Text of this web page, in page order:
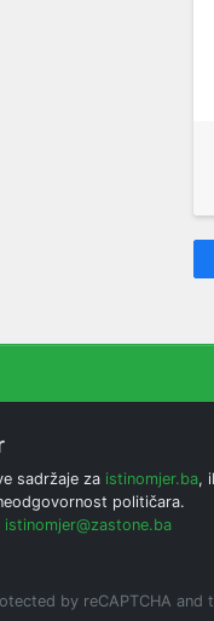
sadržaje za istinomjer.ba,
političara.
istinomjer@zastone.ba
by reCAPTCHA and